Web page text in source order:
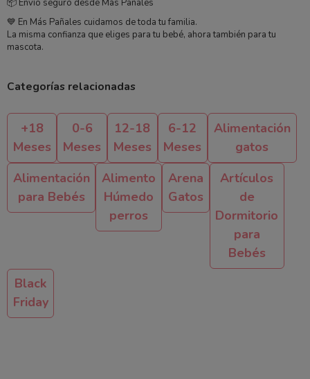
📦 Envío seguro desde Más Pañales
💙 En Más Pañales cuidamos de toda tu familia.
La misma confianza que eliges para tu bebé, ahora también para tu
mascota.
Categorías relacionadas
+18
Meses
0-6
Meses
12-18
Meses
6-12
Meses
Alimentación
gatos
Alimentación
para Bebés
Alimento
Húmedo
perros
Arena
Gatos
Artículos
de
Dormitorio
para
Bebés
Black
Friday